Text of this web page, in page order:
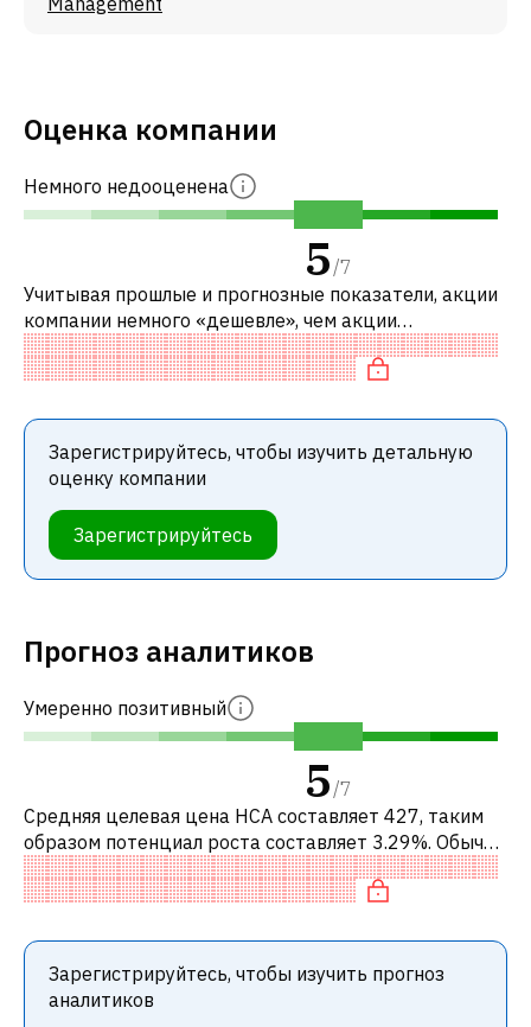
Оценка компании
Немного недооценена
5 /7
Учитывая прошлые и прогнозные показатели, акции
компании немного «дешевле», чем акции
аналогичных компаний. В частности, акция
«дешевая» по P/E, недооценена по EV/EBITDA
Зарегистрируйтесь, чтобы изучить детальную
оценку компании
Зарегистрируйтесь
Прогноз аналитиков
Умеренно позитивный
5 /7
Средняя целевая цена HCA составляет 427, таким
образом потенциал роста составляет 3.29%. Обычно
это означает рекомендацию «ДЕРЖАТЬ» среди
инвестиционных компаний. Эта ней
Зарегистрируйтесь, чтобы изучить прогноз
аналитиков